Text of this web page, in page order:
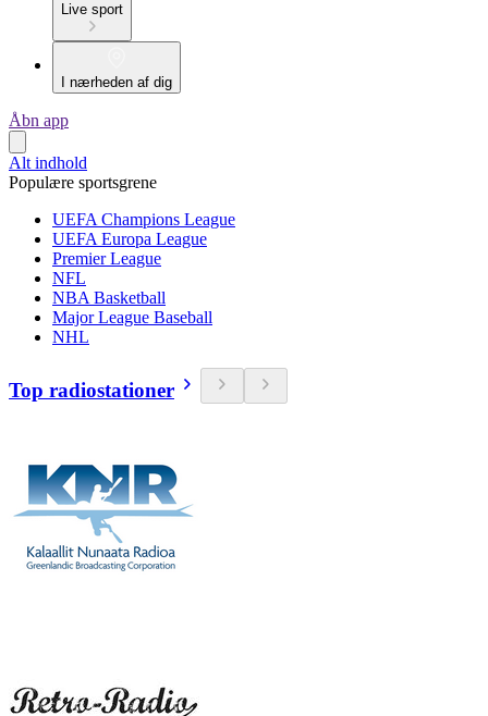
Live sport
I nærheden af dig
Åbn app
Alt indhold
Populære sportsgrene
UEFA Champions League
UEFA Europa League
Premier League
NFL
NBA Basketball
Major League Baseball
NHL
Top radiostationer